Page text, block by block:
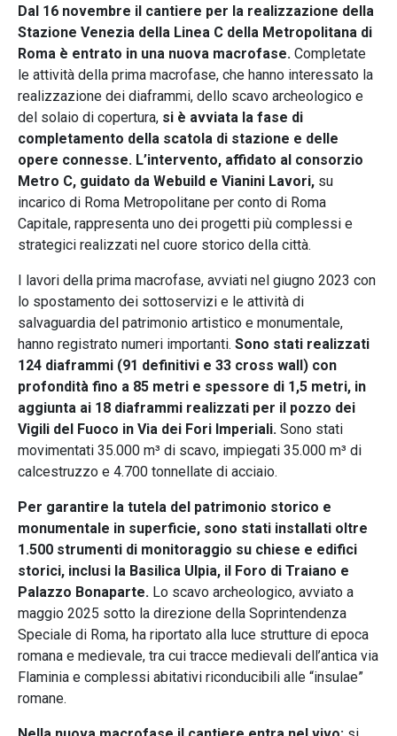
Dal 16 novembre il cantiere per la realizzazione della
Stazione Venezia della Linea C della Metropolitana di
Roma è entrato in una nuova macrofase. Completate
le attività della prima macrofase, che hanno interessato la
realizzazione dei diaframmi, dello scavo archeologico e
del solaio di copertura, si è avviata la fase di
completamento della scatola di stazione e delle
opere connesse. L’intervento, affidato al consorzio
Metro C, guidato da Webuild e Vianini Lavori, su
incarico di Roma Metropolitane per conto di Roma
Capitale, rappresenta uno dei progetti più complessi e
strategici realizzati nel cuore storico della città.
I lavori della prima macrofase, avviati nel giugno 2023 con
lo spostamento dei sottoservizi e le attività di
salvaguardia del patrimonio artistico e monumentale,
hanno registrato numeri importanti. Sono stati realizzati
124 diaframmi (91 definitivi e 33 cross wall) con
profondità fino a 85 metri e spessore di 1,5 metri, in
aggiunta ai 18 diaframmi realizzati per il pozzo dei
Vigili del Fuoco in Via dei Fori Imperiali. Sono stati
movimentati 35.000 m³ di scavo, impiegati 35.000 m³ di
calcestruzzo e 4.700 tonnellate di acciaio.
Per garantire la tutela del patrimonio storico e
monumentale in superficie, sono stati installati oltre
1.500 strumenti di monitoraggio su chiese e edifici
storici, inclusi la Basilica Ulpia, il Foro di Traiano e
Palazzo Bonaparte. Lo scavo archeologico, avviato a
maggio 2025 sotto la direzione della Soprintendenza
Speciale di Roma, ha riportato alla luce strutture di epoca
romana e medievale, tra cui tracce medievali dell’antica via
Flaminia e complessi abitativi riconducibili alle “insulae”
romane.